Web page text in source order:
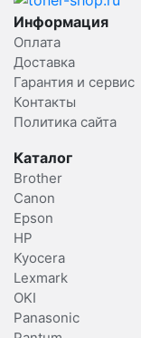
Информация
Оплата
Доставка
Гарантия и сервис
Контакты
Политика сайта
Каталог
Brother
Canon
Epson
HP
Kyocera
Lexmark
OKI
Panasonic